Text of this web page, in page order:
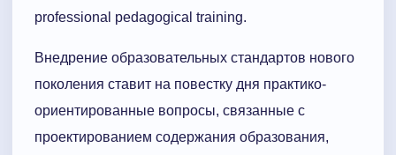
professional pedagogical training.
Внедрение образовательных стандартов нового
поколения ставит на повестку дня практико-
ориентированные вопросы, связанные с
проектированием содержания образования,